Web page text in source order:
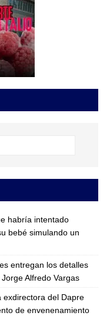
habría intentado
bebé simulando un
entregan los detalles
Alfredo Vargas
exdirectora del Dapre
de envenenamiento